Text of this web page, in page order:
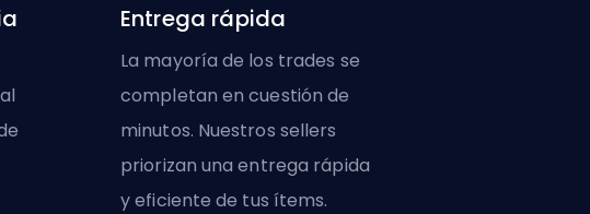
Entrega rápida
La mayoría de los trades se
completan en cuestión de
minutos. Nuestros sellers
priorizan una entrega rápida
y eficiente de tus ítems.